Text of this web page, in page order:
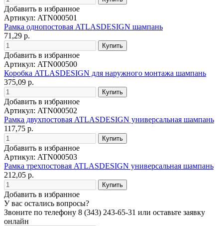
Добавить в избранное
Артикул: ATN000501
Рамка однопостовая ATLASDESIGN шампань
71,29 р.
Добавить в избранное
Артикул: ATN000500
Коробка ATLASDESIGN для наружного монтажа шампань
375,09 р.
Добавить в избранное
Артикул: ATN000502
Рамка двухпостовая ATLASDESIGN универсальная шампань
117,75 р.
Добавить в избранное
Артикул: ATN000503
Рамка трехпостовая ATLASDESIGN универсальная шампань
212,05 р.
Добавить в избранное
У вас остались вопросы?
Звоните по телефону 8 (343) 243-65-31 или оставьте заявку
онлайн